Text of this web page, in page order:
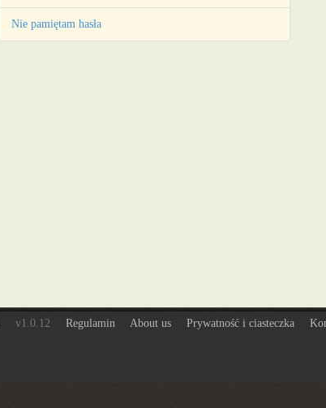
Nie pamiętam hasła
v1.0.12 Regulamin About us Prywatność i ciasteczka